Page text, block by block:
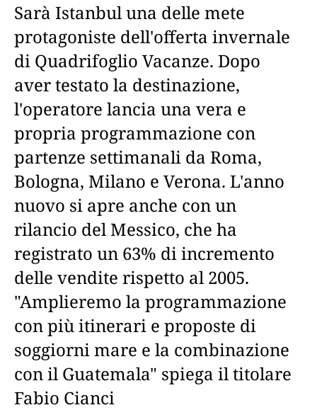
Sarà Istanbul una delle mete
protagoniste dell'offerta invernale
di Quadrifoglio Vacanze. Dopo
aver testato la destinazione,
l'operatore lancia una vera e
propria programmazione con
partenze settimanali da Roma,
Bologna, Milano e Verona. L'anno
nuovo si apre anche con un
rilancio del Messico, che ha
registrato un 63% di incremento
delle vendite rispetto al 2005.
"Amplieremo la programmazione
con più itinerari e proposte di
soggiorni mare e la combinazione
con il Guatemala" spiega il titolare
Fabio Cianci